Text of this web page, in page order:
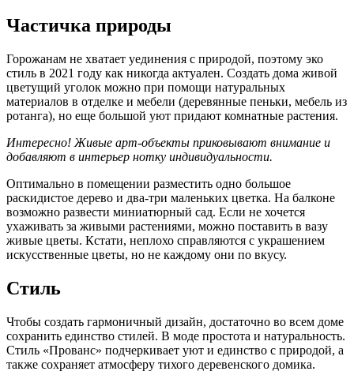
Частичка природы
Горожанам не хватает уединения с природой, поэтому эко
стиль в 2021 году как никогда актуален. Создать дома живой
цветущий уголок можно при помощи натуральных
материалов в отделке и мебели (деревянные пеньки, мебель из
ротанга), но еще большой уют придают комнатные растения.
Интересно! Живые арт-объекты приковывают внимание и
добавляют в интерьер нотку индивидуальности.
Оптимально в помещении разместить одно большое
раскидистое дерево и два-три маленьких цветка. На балконе
возможно развести миниатюрный сад. Если не хочется
ухаживать за живыми растениями, можно поставить в вазу
живые цветы. Кстати, неплохо справляются с украшением
искусственные цветы, но не каждому они по вкусу.
Стиль
Чтобы создать гармоничный дизайн, достаточно во всем доме
сохранить единство стилей. В моде простота и натуральность.
Стиль «Прованс» подчеркивает уют и единство с природой, а
также сохраняет атмосферу тихого деревенского домика.